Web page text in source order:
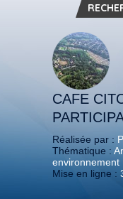
CAFE
Réalisée par :
Thématique :
environnement
Mise en ligne :